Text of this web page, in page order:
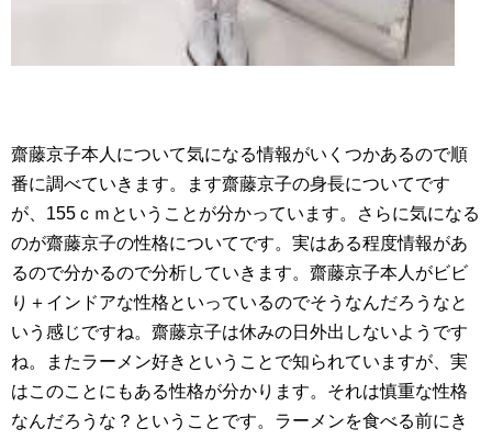
齋藤京子本人について気になる情報がいくつかあるので順
番に調べていきます。ます齋藤京子の身長についてです
が、155ｃｍということが分かっています。さらに気になる
のが齋藤京子の性格についてです。実はある程度情報があ
るので分かるので分析していきます。齋藤京子本人がビビ
り＋インドアな性格といっているのでそうなんだろうなと
いう感じですね。齋藤京子は休みの日外出しないようです
ね。またラーメン好きということで知られていますが、実
はこのことにもある性格が分かります。それは慎重な性格
なんだろうな？ということです。ラーメンを食べる前にき